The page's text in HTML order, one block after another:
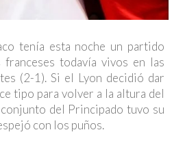
tenía esta noche un partido
todavía vivos en las
(2-1). Si el Lyon decidió dar
tipo para volver a la altura del
del Principado tuvo su
con los puños.